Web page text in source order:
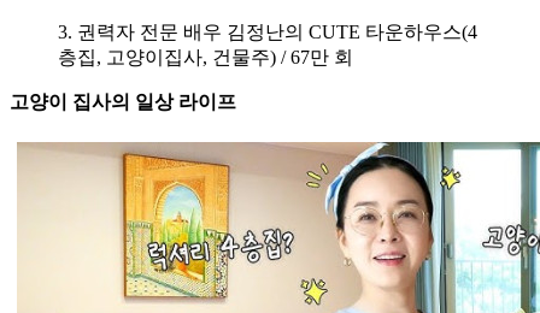
3. 권력자 전문 배우 김정난의 CUTE 타운하우스(4
층집, 고양이집사, 건물주) / 67만 회
고양이 집사의 일상 라이프